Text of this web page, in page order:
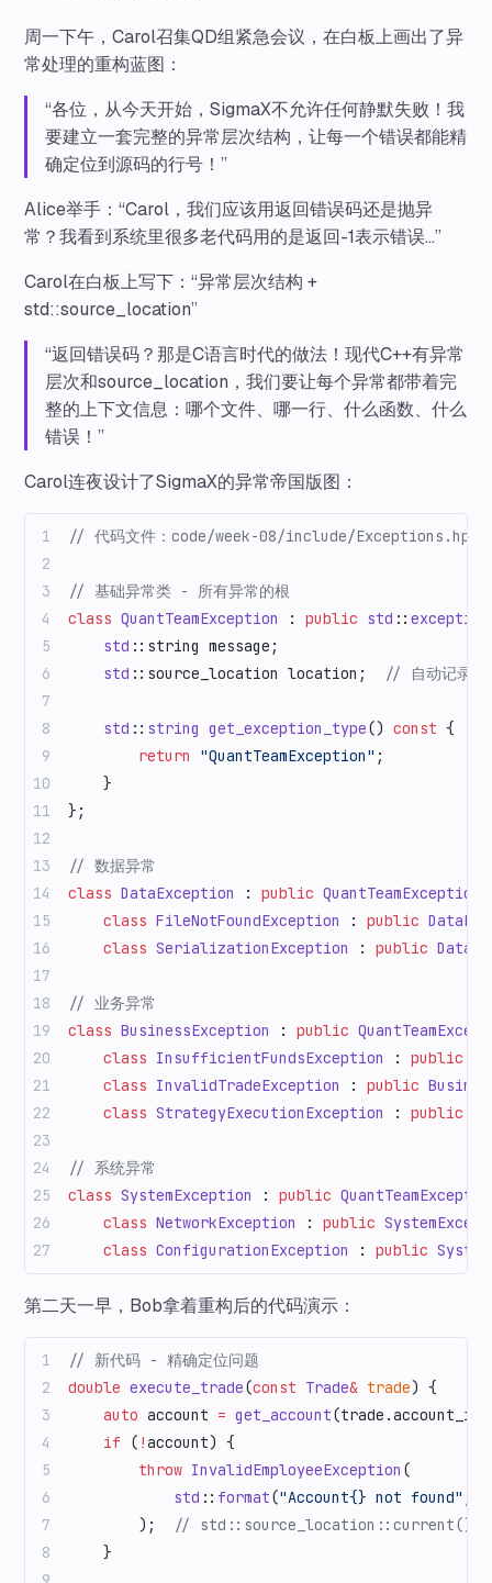
周一下午，Carol召集QD组紧急会议，在白板上画出了异
常处理的重构蓝图：
“各位，从今天开始，SigmaX不允许任何静默失败！我
要建立一套完整的异常层次结构，让每一个错误都能精
确定位到源码的行号！”
Alice举手：“Carol，我们应该用返回错误码还是抛异
常？我看到系统里很多老代码用的是返回-1表示错误…”
Carol在白板上写下：“异常层次结构 +
std::source_location”
“返回错误码？那是C语言时代的做法！现代C++有异常
层次和source_location，我们要让每个异常都带着完
整的上下文信息：哪个文件、哪一行、什么函数、什么
错误！”
Carol连夜设计了SigmaX的异常帝国版图：
// 代码文件：code/week-08/include/Exceptions.hpp
// 基础异常类 - 所有异常的根
class QuantTeamException : public std ::exception
    std
::string message;
    std
::source_location location;
// 自动记录文
    std
:: string get_exception_type() const {
        return
"QuantTeamException" ;
    }
};
// 数据异常
class DataException : public QuantTeamException
    class
FileNotFoundException : public
    class
SerializationException : public
// 业务异常
class BusinessException : public
    class
InsufficientFundsException : public
    class
InvalidTradeException : public
    class
StrategyExecutionException : public
// 系统异常
class SystemException : public
    class
NetworkException : public
    class
ConfigurationException : public
第二天一早，Bob拿着重构后的代码演示：
// 新代码 - 精确定位问题
double execute_trade(const Trade& trade) {
    auto
account = get_account
    if
( !account) {
        throw
InvalidEmployeeException (
            std
:: format("Account{} not found"
        );
// std::source_location::current()
    }